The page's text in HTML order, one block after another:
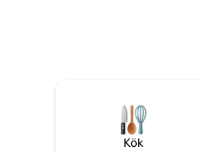
Kök